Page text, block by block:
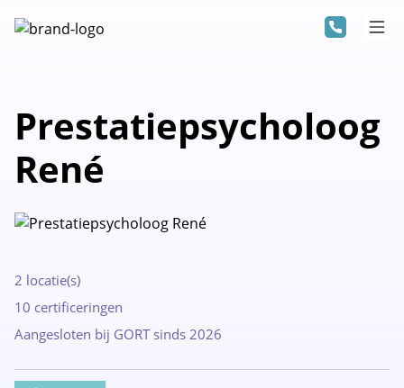
Prestatiepsycholoog
René
2 locatie(s)
10 certificeringen
Aangesloten bij GORT sinds 2026